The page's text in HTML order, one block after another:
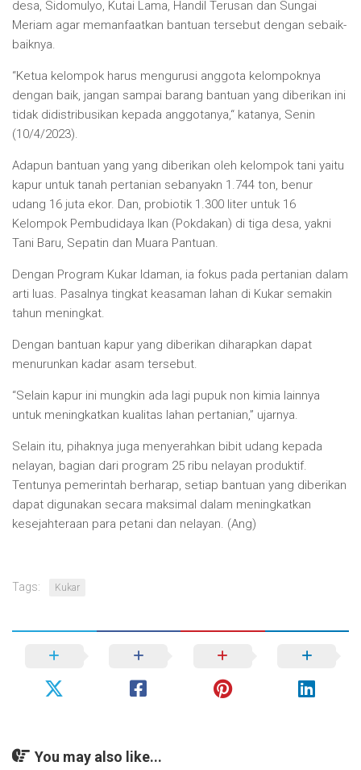
desa, Sidomulyo, Kutai Lama, Handil Terusan dan Sungai
Meriam agar memanfaatkan bantuan tersebut dengan sebaik-
baiknya.
“Ketua kelompok harus mengurusi anggota kelompoknya
dengan baik, jangan sampai barang bantuan yang diberikan ini
tidak didistribusikan kepada anggotanya,“ katanya, Senin
(10/4/2023).
Adapun bantuan yang yang diberikan oleh kelompok tani yaitu
kapur untuk tanah pertanian sebanyakn 1.744 ton, benur
udang 16 juta ekor. Dan, probiotik 1.300 liter untuk 16
Kelompok Pembudidaya Ikan (Pokdakan) di tiga desa, yakni
Tani Baru, Sepatin dan Muara Pantuan.
Dengan Program Kukar Idaman, ia fokus pada pertanian dalam
arti luas. Pasalnya tingkat keasaman lahan di Kukar semakin
tahun meningkat.
Dengan bantuan kapur yang diberikan diharapkan dapat
menurunkan kadar asam tersebut.
“Selain kapur ini mungkin ada lagi pupuk non kimia lainnya
untuk meningkatkan kualitas lahan pertanian,” ujarnya.
Selain itu, pihaknya juga menyerahkan bibit udang kepada
nelayan, bagian dari program 25 ribu nelayan produktif.
Tentunya pemerintah berharap, setiap bantuan yang diberikan
dapat digunakan secara maksimal dalam meningkatkan
kesejahteraan para petani dan nelayan. (Ang)
Tags: Kukar
You may also like...